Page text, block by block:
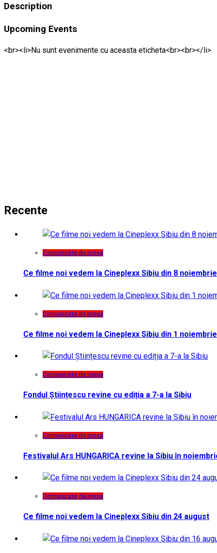
Description
Upcoming Events
<br><li>Nu sunt evenimente cu aceasta eticheta<br><br></li>
Recente
Comunicate de presa
Ce filme noi vedem la Cineplexx Sibiu din 8 noiembrie
Comunicate de presa
Ce filme noi vedem la Cineplexx Sibiu din 1 noiembrie
Comunicate de presa
Fondul Științescu revine cu ediția a 7-a la Sibiu
Comunicate de presa
Festivalul Ars HUNGARICA revine la Sibiu în
Comunicate de presa
Ce filme noi vedem la Cineplexx Sibiu din 24 august